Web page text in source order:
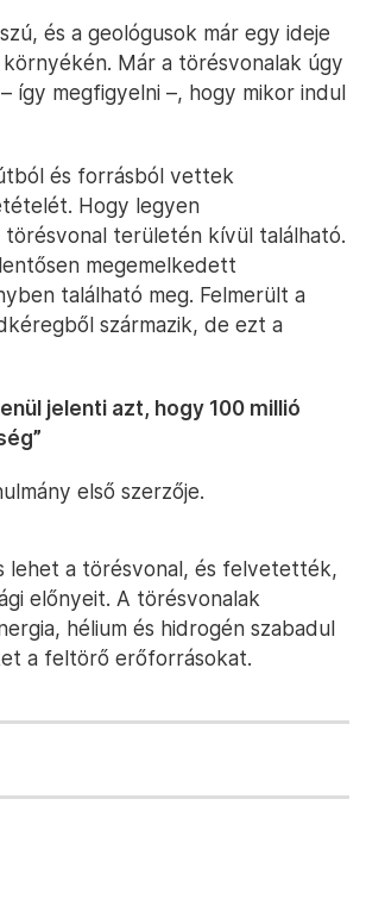
és a geológusok már egy ideje
Már a törésvonalak úgy
így megfigyelni –, hogy mikor indul
és forrásból vettek
Hogy legyen
törésvonal területén kívül található.
megemelkedett
található meg. Felmerült a
származik, de ezt a
jelenti azt, hogy 100 millió
első szerzője.
lehet a törésvonal, és felvetették,
előnyeit. A törésvonalak
hélium és hidrogén szabadul
a feltörő erőforrásokat.